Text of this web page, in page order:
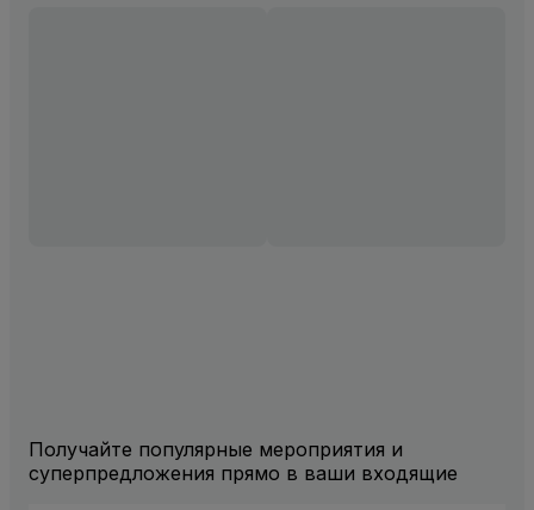
Получайте популярные мероприятия и
суперпредложения прямо в ваши входящие